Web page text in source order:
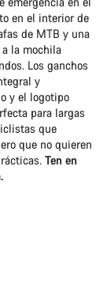
en el interior de
de MTB y una
la mochila
Los ganchos
y
y el logotipo
para largas
que
que no quieren
Ten en